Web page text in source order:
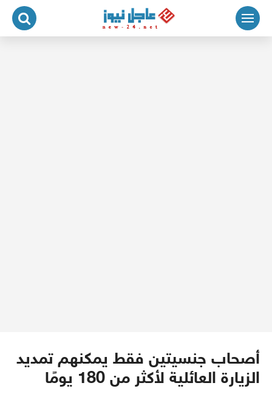
التجاوز
المحتوى
أصحاب جنسيتين فقط يمكنهم تمديد
الزيارة العائلية لأكثر من 180 يومًا